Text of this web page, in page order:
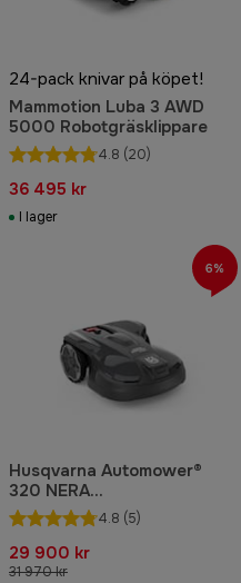
24-pack knivar på köpet!
Mammotion Luba 3 AWD
5000 Robotgräsklippare
4.8 (20)
36 495 kr
I lager
Husqvarna Automower®
320 NERA
Robotgräsklippare
4.8 (5)
29 900 kr
31 970 kr
6%